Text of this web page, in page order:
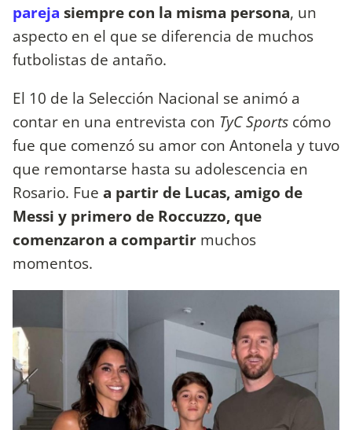
pareja siempre con la misma persona, un
aspecto en el que se diferencia de muchos
futbolistas de antaño.
El 10 de la Selección Nacional se animó a
contar en una entrevista con TyC Sports cómo
fue que comenzó su amor con Antonela y tuvo
que remontarse hasta su adolescencia en
Rosario. Fue a partir de Lucas, amigo de
Messi y primero de Roccuzzo, que
comenzaron a compartir muchos
momentos.